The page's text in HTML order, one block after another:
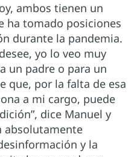
ambos tienen un
ha tomado posiciones
durante la pandemia.
yo lo veo muy
un padre o para un
que, por la falta de esa
a mi cargo, puede
dice Manuel y
absolutamente
y la